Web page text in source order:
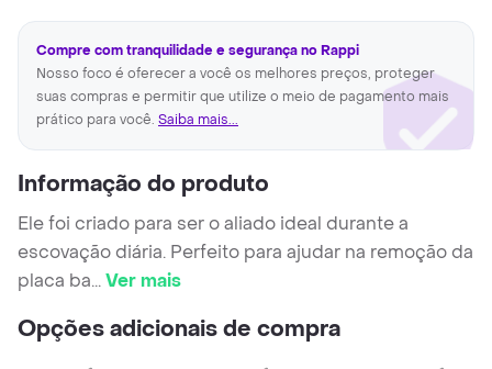
Compre com tranquilidade e segurança no Rappi
Nosso foco é oferecer a você os melhores preços, proteger
suas compras e permitir que utilize o meio de pagamento mais
prático para você. Saiba mais...
Informação do produto
Ele foi criado para ser o aliado ideal durante a
escovação diária. Perfeito para ajudar na remoção da
placa ba...Ver mais
Opções adicionais de compra